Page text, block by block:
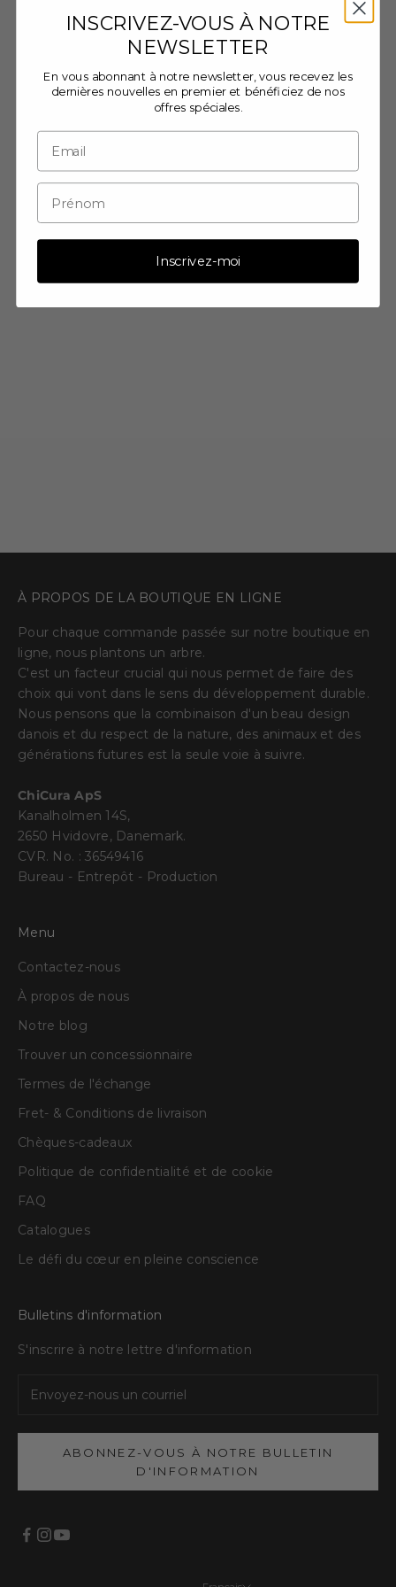
Cadre en bois E - Chêne -
Prix de vente
FRA €10,95 EUR
Cadre En Bois – – Chêne –
À PROPOS DE LA BOUTIQUE EN LIGNE
Pour chaque commande passée sur notre boutique en
ligne, nous plantons un arbre.
C'est un facteur crucial qui nous permet de faire des
choix qui vont dans le sens du développement durable.
Nous pensons que la combinaison d'un beau design
danois et du respect de la nature, des animaux et des
générations futures est la seule voie à suivre.
ChiCura ApS
Kanalholmen 14S,
2650 Hvidovre, Danemark.
CVR. No. : 36549416
Bureau - Entrepôt - Production
Menu
Contactez-nous
À propos de nous
Notre blog
Trouver un concessionnaire
Termes de l'échange
Fret- & Conditions de livraison
Chèques-cadeaux
Politique de confidentialité et de cookie
FAQ
Catalogues
Le défi du cœur en pleine conscience
Bulletins d'information
S'inscrire à notre lettre d'information
ABONNEZ-VOUS À NOTRE BULLETIN
D'INFORMATION
INSCRIVEZ-VOUS À NOTRE
NEWSLETTER
En vous abonnant à notre newsletter, vous recevez les
dernières nouvelles en premier et bénéficiez de nos
offres spéciales.
Inscrivez-moi